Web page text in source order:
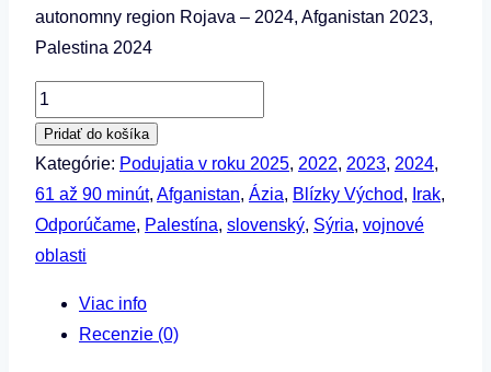
autonomny region Rojava – 2024, Afganistan 2023,
Palestina 2024
množstvo
Matej
Peluha
–
Stopy
vojny
zakázanej
Pridať do košíka
Kategórie: Podujatia v roku 2025, 2022, 2023, 2024,
61 až 90 minút, Afganistan, Ázia, Blízky Východ, Irak,
Odporúčame, Palestína, slovenský, Sýria, vojnové
oblasti
Viac info
Recenzie (0)